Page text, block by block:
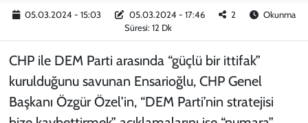
05.03.2024 - 15:03 05.03.2024 - 17:46 2
Okunma
Süresi: 12 Dk
CHP ile DEM Parti arasında “güçlü bir ittifak”
kurulduğunu savunan Ensarioğlu, CHP Genel
Başkanı Özgür Özel’in, “DEM Parti’nin stratejisi